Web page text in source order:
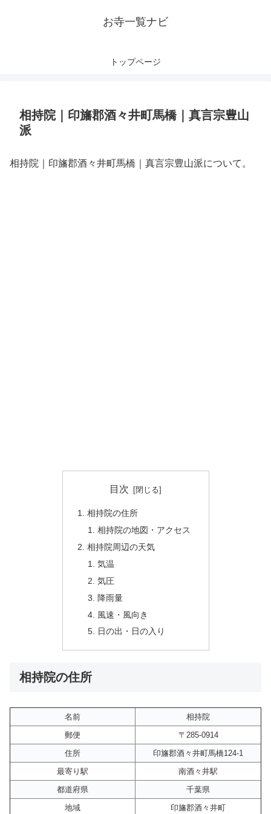
お寺一覧ナビ
トップページ
相持院｜印旛郡酒々井町馬橋｜真言宗豊山
派
相持院｜印旛郡酒々井町馬橋｜真言宗豊山派について。
目次
相持院の住所
相持院の地図・アクセス
相持院周辺の天気
気温
気圧
降雨量
風速・風向き
日の出・日の入り
相持院の住所
名前
相持院
郵便
〒285-0914
住所
印旛郡酒々井町馬橋124-1
最寄り駅
南酒々井駅
都道府県
千葉県
地域
印旛郡酒々井町